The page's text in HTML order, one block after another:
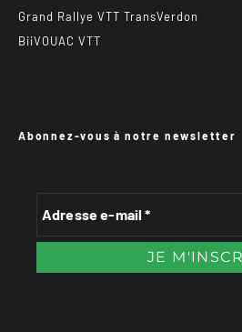
Grand Rallye VTT TransVerdon
BiiVOUAC VTT
Abonnez-vous à notre newsletter